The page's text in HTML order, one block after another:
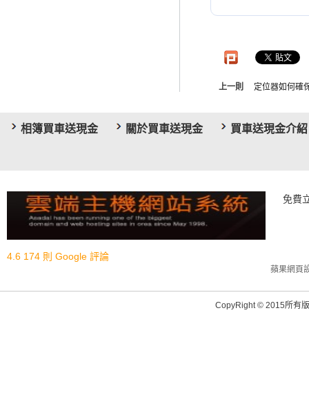
上一則 定位器如何確
相簿買車送現金 關於買車送現金 買車送現金介紹
免費
4.6 174 則 Google 評論
蘋果網頁
CopyRight © 2015所有